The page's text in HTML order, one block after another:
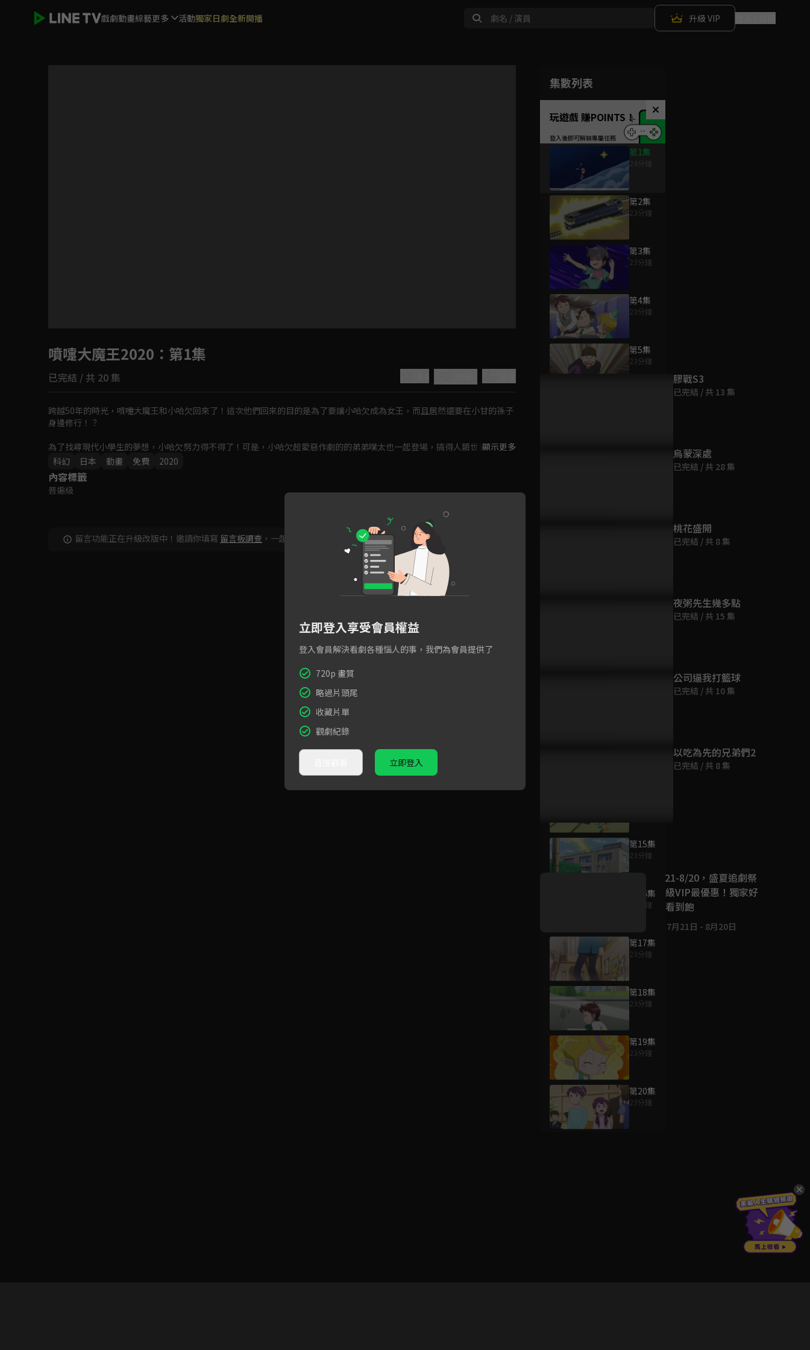
戲劇動畫綜藝更多 活動獨家日劇全新開播 升級 VIP
如有不便請見諒
集數列表
玩遊戲 賺POINTS！
第1集
第2集
23分鐘
第3集
23分鐘
第4集
23分鐘
第5集
23分鐘
第15集
23分鐘
第16集
23分鐘
第17集
23分鐘
第18集
23分鐘
第19集
23分鐘
第20集
23分鐘
噴嚏大魔王2020 ：第1集
已完結 / 共 20 集
跨越50年的時光，噴嚏大魔王和小哈欠回來了！這次他們回來的目的是為了要讓小哈欠成為女王，而且居然還要在小甘的孫子
身邊修行！？
為了找尋現代小學生的夢想，小哈欠努力得不得了！可是，小哈欠超愛惡作劇的的弟弟噗太也一起登場，搞得人類世界一團混
亂！他們究竟能不能找到夢想呢？
顯示更多
科幻
日本 動畫 免費 2020
內容標籤
普遍級
留言功能正在升級改版中！邀請你填寫 留言板調查 ，一起共創新版留言功能！
為您推薦
膠戰S3
已完結 / 共 13 集
烏蒙深處
已完結 / 共 28 集
桃花盛開
已完結 / 共 8 集
夜粥先生幾多點
已完結 / 共 15 集
公司逼我打籃球
已完結 / 共 10 集
以吃為先的兄弟們2
已完結 / 共 8 集
好康資訊
7/21-8/20，盛夏追劇祭
升級VIP最優惠！獨家好
戲看到飽
7月21日 - 8月20日
立即登入享受會員權益
登入會員解決看劇各種惱人的事，我們為會員提供了
720p 畫質
略過片頭尾
收藏片單
觀劇紀錄
立即登入